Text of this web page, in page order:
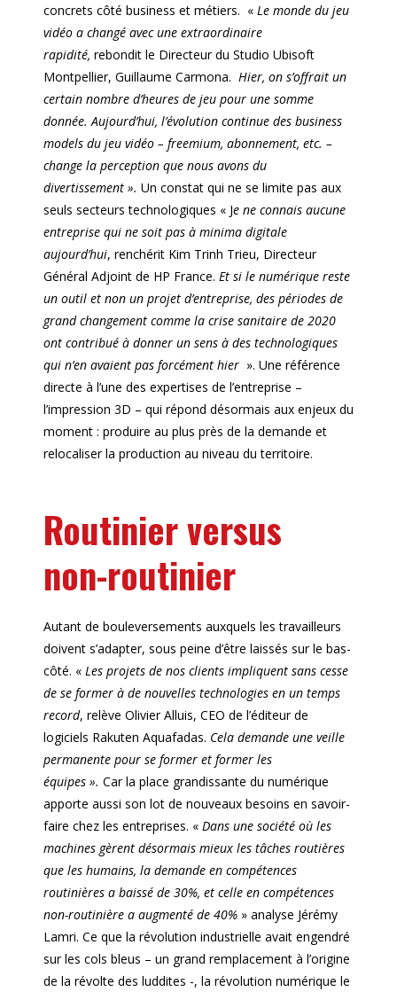
concrets côté business et métiers. « Le monde du jeu
vidéo a changé avec une extraordinaire
rapidité, rebondit le Directeur du Studio Ubisoft
Montpellier, Guillaume Carmona. Hier, on s’offrait un
certain nombre d’heures de jeu pour une somme
donnée. Aujourd’hui, l’évolution continue des business
models du jeu vidéo – freemium, abonnement, etc. –
change la perception que nous avons du
divertissement ». Un constat qui ne se limite pas aux
seuls secteurs technologiques « Je ne connais aucune
entreprise qui ne soit pas à minima digitale
aujourd’hui, renchérit Kim Trinh Trieu, Directeur
Général Adjoint de HP France. Et si le numérique reste
un outil et non un projet d’entreprise, des périodes de
grand changement comme la crise sanitaire de 2020
ont contribué à donner un sens à des technologiques
qui n’en avaient pas forcément hier ». Une référence
directe à l’une des expertises de l’entreprise –
l’impression 3D – qui répond désormais aux enjeux du
moment : produire au plus près de la demande et
relocaliser la production au niveau du territoire.
Routinier versus
non-routinier
Autant de bouleversements auxquels les travailleurs
doivent s’adapter, sous peine d’être laissés sur le bas-
côté. « Les projets de nos clients impliquent sans cesse
de se former à de nouvelles technologies en un temps
record, relève Olivier Alluis, CEO de l’éditeur de
logiciels Rakuten Aquafadas. Cela demande une veille
permanente pour se former et former les
équipes ». Car la place grandissante du numérique
apporte aussi son lot de nouveaux besoins en savoir-
faire chez les entreprises. « Dans une société où les
machines gèrent désormais mieux les tâches routières
que les humains, la demande en compétences
routinières a baissé de 30%, et celle en compétences
non-routinière a augmenté de 40% » analyse Jérémy
Lamri. Ce que la révolution industrielle avait engendré
sur les cols bleus – un grand remplacement à l’origine
de la révolte des luddites -, la révolution numérique le